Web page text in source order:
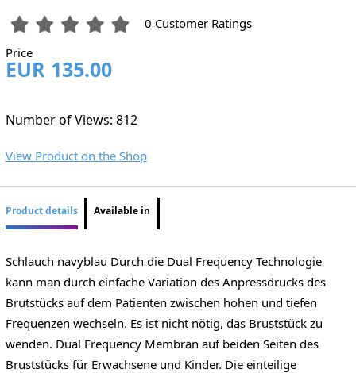
0 Customer Ratings
Price
EUR 135.00
Number of Views: 812
View Product on the Shop
Product details Available in
Schlauch navyblau Durch die Dual Frequency Technologie
kann man durch einfache Variation des Anpressdrucks des
Brutstücks auf dem Patienten zwischen hohen und tiefen
Frequenzen wechseln. Es ist nicht nötig, das Bruststück zu
wenden. Dual Frequency Membran auf beiden Seiten des
Bruststücks für Erwachsene und Kinder. Die einteilige